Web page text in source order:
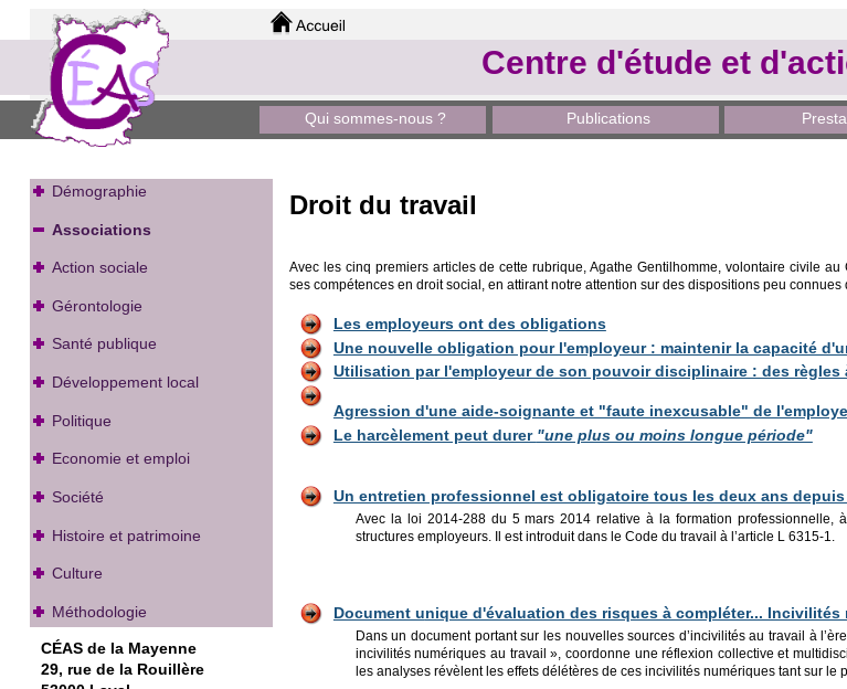
Centre d'étude et
Qui sommes-nous ? Publications
Démographie
Associations
Action sociale
Gérontologie
Santé publique
Développement local
Politique
Economie et emploi
Société
Histoire et patrimoine
Culture
Méthodologie
CÉAS de la Mayenne
29, rue de la Rouillère
Droit du travail
Avec les cinq premiers articles de cette rubrique, Agathe Gentilhomme, volontaire civile
ses compétences en droit social, en attirant notre attention sur des dispositions peu connues
Les employeurs ont des obligations
Une nouvelle obligation pour l'employeur : maintenir la capacité
Utilisation par l'employeur de son pouvoir disciplinaire : des règles
Agression d'une aide-soignante et "faute inexcusable" de
Le harcèlement peut durer "une plus ou moins longue période"
Un entretien professionnel est obligatoire tous les deux ans depuis
Avec la loi 2014-288 du 5 mars 2014 relative à la formation professionnelle,
structures employeurs. Il est introduit dans le Code du travail à l’article L 6315-1.
Document unique d'évaluation des risques à compléter...
Dans un document portant sur les nouvelles sources d’incivilités au travail à
incivilités numériques au travail », coordonne une réflexion collective et
les analyses révèlent les effets délétères de ces incivilités numériques tant sur